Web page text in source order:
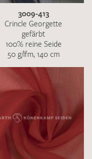
3009-413
Crincle Georgette
gefärbt
100% reine Seide
50 g/lfm, 140 cm